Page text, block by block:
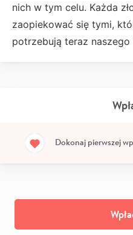
nich w tym celu. Każda
zaopiekować się tymi,
potrzebują teraz naszego
Dokonaj pierwszej